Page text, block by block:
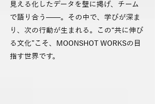
見える化したデータを壁に掲げ、チーム
で語り合う——。 その中で、学びが深ま
り、次の行動が生まれる。
この“共に伸び
る文化”こそ、MOONSHOT WORKSの目
指す世界です。